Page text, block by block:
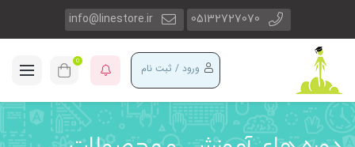
05132727070
info@linestore.ir
ورود / ثبت نام 0